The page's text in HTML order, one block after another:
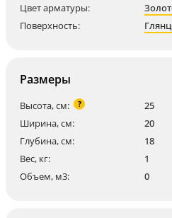
Цвет арматуры:
Поверхность:
Размеры
Высота, см: ?
25
Ширина, см:
20
Глубина, см:
18
Вес, кг:
1
Объем, м3:
0